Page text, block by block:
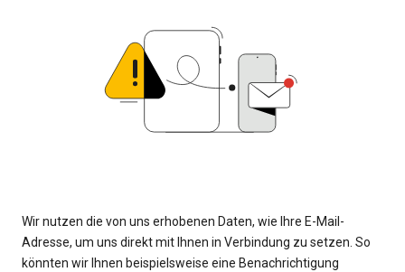
Wir nutzen die von uns erhobenen Daten, wie Ihre E-Mail-
Adresse, um uns direkt mit Ihnen in Verbindung zu setzen. So
könnten wir Ihnen beispielsweise eine Benachrichtigung